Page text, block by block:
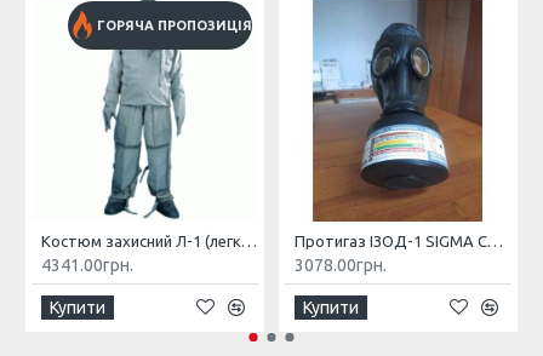
ГОРЯЧА ПРОПОЗИЦІЯ
Костюм захисний Л-1 (легкий)
4341.00грн.
Купити
Протигаз ІЗОД-1 SIGMA CBRN
3078.00грн.
Купити